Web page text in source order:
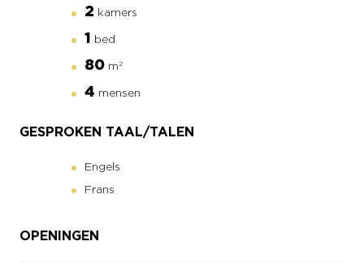
2 kamers
1 bed
80 m 2
4 mensen
GESPROKEN TAAL/TALEN
Engels
Frans
OPENINGEN